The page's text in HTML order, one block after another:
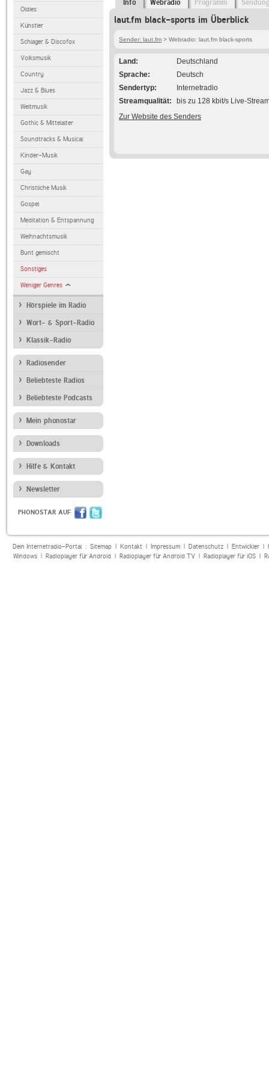
Oldies
Künstler
Schlager & Discofox
Volksmusik
Country
Jazz & Blues
Weltmusik
Gothic & Mittelalter
Soundtracks & Musical
Kinder-Musik
Gay
Christliche Musik
Gospel
Meditation & Entspannung
Weihnachtsmusik
Bunt gemischt
Sonstiges
Weniger Genres
Hörspiele im Radio
Wort- & Sport-Radio
Klassik-Radio
Radiosender
Beliebteste Radios
Beliebteste Podcasts
Mein phonostar
Downloads
Hilfe & Kontakt
Newsletter
PHONOSTAR AUF
Info Webradio Programm
laut.fm black-sports im Überblick
Sender: laut.fm > Webradio: laut.fm black-sports
Land
Deutschland
Sprache
Deutsch
Sendertyp
Internetradio
Streamqualität
bis zu 128 kbit/s Live-
Zur Website des Senders
Dein Internetradio-Portal : Sitemap| Kontakt| Impressum| Datenschutz| Entwickler|
Windows| Radioplayer für Android| Radioplayer für Android TV| Radioplayer für iOS|